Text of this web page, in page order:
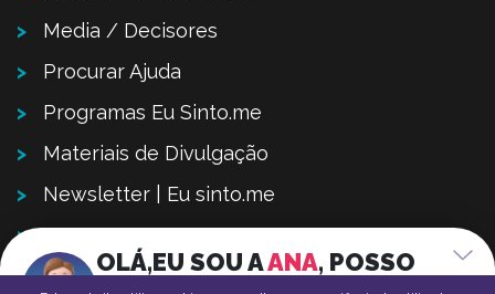
Media / Decisores
Procurar Ajuda
Programas Eu Sinto.me
Materiais de Divulgação
Newsletter | Eu sinto.me
Contactos
Sugestões – Ajude-nos a melhorar
OLÁ,EU SOU AANA, POSSO
AJUDAR-TE?